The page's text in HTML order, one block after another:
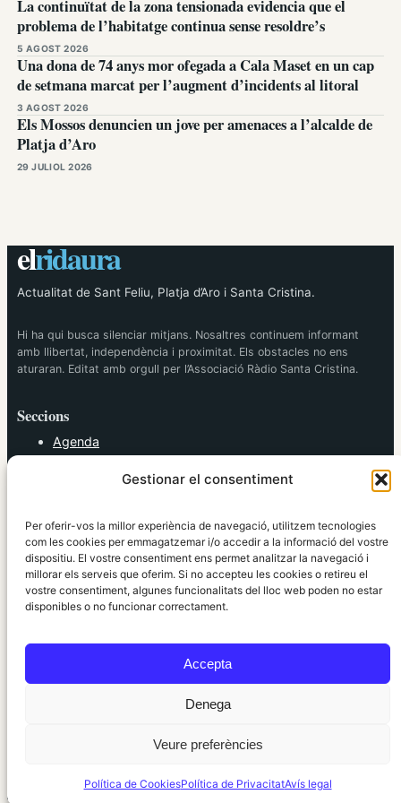
Gestionar el consentiment
Per oferir-vos la millor experiència de navegació, utilitzem tecnologies
com les cookies per emmagatzemar i/o accedir a la informació del vostre
dispositiu. El vostre consentiment ens permet analitzar la navegació i
millorar els serveis que oferim. Si no accepteu les cookies o retireu el
vostre consentiment, algunes funcionalitats del lloc web poden no estar
disponibles o no funcionar correctament.
Accepta
Denega
Veure preferències
Política de CookiesPolítica de PrivacitatAvís legal
La continuïtat de la zona tensionada evidencia que el
problema de l’habitatge continua sense resoldre’s
5 AGOST 2026
Una dona de 74 anys mor ofegada a Cala Maset en un cap
de setmana marcat per l’augment d’incidents al litoral
3 AGOST 2026
Els Mossos denuncien un jove per amenaces a l’alcalde de
Platja d’Aro
29 JULIOL 2026
elridaura
Actualitat de Sant Feliu, Platja d’Aro i Santa Cristina.
Hi ha qui busca silenciar mitjans. Nosaltres continuem informant
amb llibertat, independència i proximitat. Els obstacles no ens
aturaran. Editat amb orgull per l’Associació Ràdio Santa Cristina.
Seccions
Agenda
Política
Societat
Tendències
elRidaura.com
Informació local, clara i propera ·Accés administració